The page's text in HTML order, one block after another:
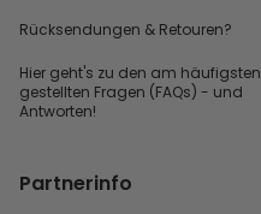
Rücksendungen & Retouren?
Hier geht's zu den am häufigsten
gestellten Fragen (FAQs) - und
Antworten!
Partnerinfo